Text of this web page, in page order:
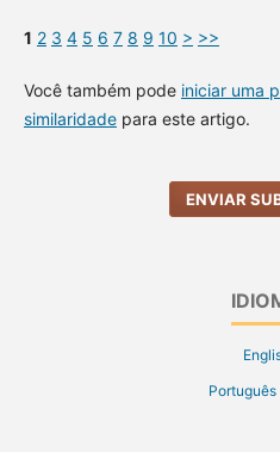
1 2 3 4 5 6 7 8 9 10 > >>
Você também pode iniciar uma
similaridadepara este artigo.
ENVIAR
Português